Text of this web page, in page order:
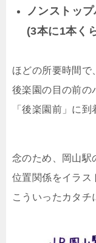
ノンストッ
(3本に1本く
ほどの所要時間で
後楽園の目の前の
「後楽園前」に到
念のため、岡山駅
位置関係をイラス
こういったカタチ